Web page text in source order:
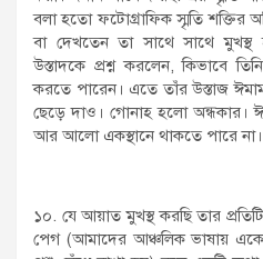
বলা হতো ফটোগ্রাফিক স্মৃতি শক্তির
বা দেখতেন তা সাথে সাথে
উস্তাদকে প্রশ্ন করলেন, কিভাবে
করতে পারেন। এতে তাঁর উস্তাজ
ছেড়ে দাও। গোনাহ হলো
আর আলো একস্থানে থাকতে পারে না।
১০. যে আয়াত মুখস্থ করছি তার
পেগ (আমাদের আঞ্চলিক ভাষায় একে